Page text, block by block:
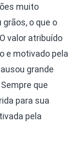
muito
o que o
valor atribuído
e motivado pela
grande
que
para sua
pela